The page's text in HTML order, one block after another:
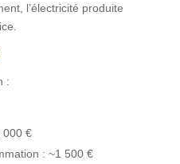
l’électricité produite
:
000 €
: ~1 500 €